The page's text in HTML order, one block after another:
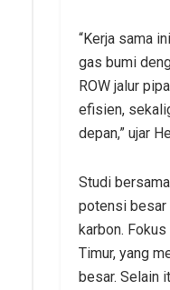
“Kerja sama
gas bumi
ROW jalur
efisien,
depan,” ujar
Studi
potensi besar
karbon.
Timur, yang
besar. Selain